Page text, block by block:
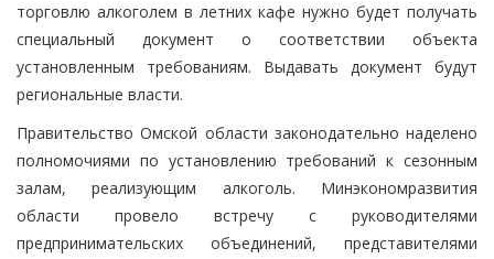
торговлю алкоголем в летних кафе нужно будет получать
специальный документ о соответствии объекта
установленным требованиям. Выдавать документ будут
региональные власти.
Правительство Омской области законодательно наделено
полномочиями по установлению требований к сезонным
залам, реализующим алкоголь. Минэкономразвития
области провело встречу с руководителями
предпринимательских объединений, представителями